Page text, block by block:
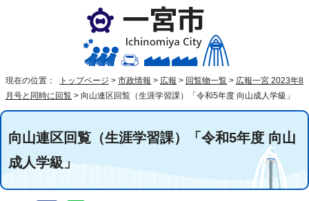
現在の位置： トップページ > 市政情報 > 広報 > 回覧物一覧 > 広報一宮 2023年8
月号と同時に回覧 > 向山連区回覧（生涯学習課）「令和5年度 向山成人学級」
向山連区回覧（生涯学習課）「令和5年度 向山
成人学級」